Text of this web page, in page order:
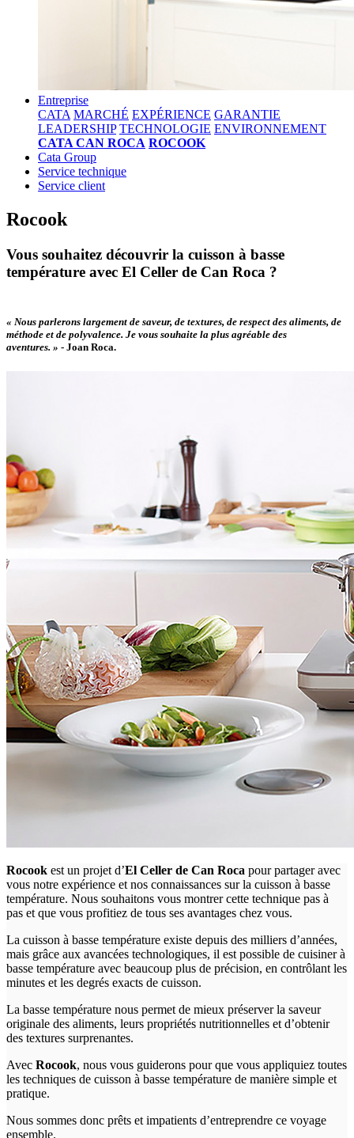
Entreprise
CATA MARCHÉ EXPÉRIENCE GARANTIE
LEADERSHIP TECHNOLOGIE ENVIRONNEMENT
CATA CAN ROCA ROCOOK
Cata Group
Service technique
Service client
Rocook
Vous souhaitez découvrir la cuisson à basse
température avec El Celler de Can Roca ?
« Nous parlerons largement de saveur, de textures, de respect des aliments, de
méthode et de polyvalence. Je vous souhaite la plus agréable des
aventures. » - Joan Roca.
Rocook est un projet d’El Celler de Can Roca pour partager avec
vous notre expérience et nos connaissances sur la cuisson à basse
température. Nous souhaitons vous montrer cette technique pas à
pas et que vous profitiez de tous ses avantages chez vous.
La cuisson à basse température existe depuis des milliers d’années,
mais grâce aux avancées technologiques, il est possible de cuisiner à
basse température avec beaucoup plus de précision, en contrôlant les
minutes et les degrés exacts de cuisson.
La basse température nous permet de mieux préserver la saveur
originale des aliments, leurs propriétés nutritionnelles et d’obtenir
des textures surprenantes.
Avec Rocook, nous vous guiderons pour que vous appliquiez toutes
les techniques de cuisson à basse température de manière simple et
pratique.
Nous sommes donc prêts et impatients d’entreprendre ce voyage
ensemble.